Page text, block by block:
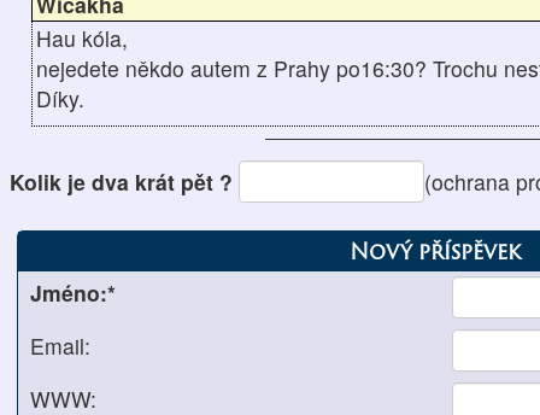
Hau kóla,
nejedete někdo autem z Prahy po16:30? Trochu
Díky.
Kolik je dva krát pět ? (ochrana
Nový příspěvek
Jméno:*
Email:
WWW: